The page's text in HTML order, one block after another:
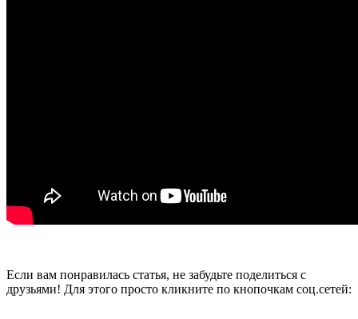
Если вам понравилась статья, не забудьте поделиться с
друзьями! Для этого просто кликните по кнопочкам соц.сетей: